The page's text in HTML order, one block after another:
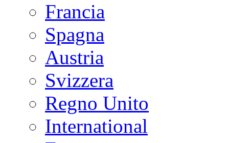
Francia
Spagna
Austria
Svizzera
Regno Unito
International